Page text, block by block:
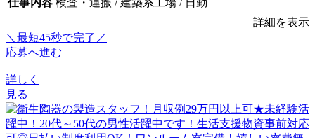
詳細を表示
＼最短45秒で完了／
応募へ進む
詳しく
見る